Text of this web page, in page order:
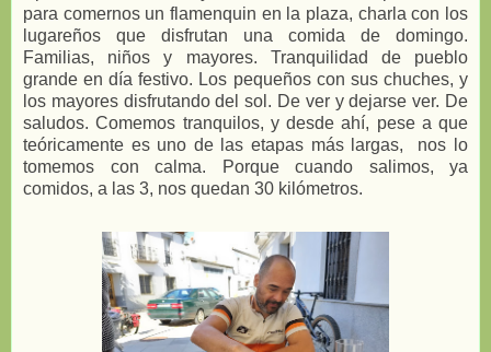
para comernos un flamenquin en la plaza, charla con los
lugareños que disfrutan una comida de domingo.
Familias, niños y mayores. Tranquilidad de pueblo
grande en día festivo. Los pequeños con sus chuches, y
los mayores disfrutando del sol. De ver y dejarse ver. De
saludos. Comemos tranquilos, y desde ahí, pese a que
teóricamente es uno de las etapas más largas, nos lo
tomemos con calma. Porque cuando salimos, ya
comidos, a las 3, nos quedan 30 kilómetros.